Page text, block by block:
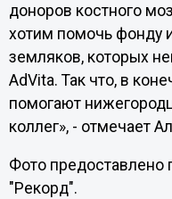
доноров костного
хотим помочь фонду
земляков, которых
AdVita. Так что, в
помогают
коллег», - отмечает
Фото предоставлено
"Рекорд".